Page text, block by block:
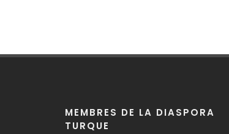
MEMBRES DE LA DIASPORA
TURQUE